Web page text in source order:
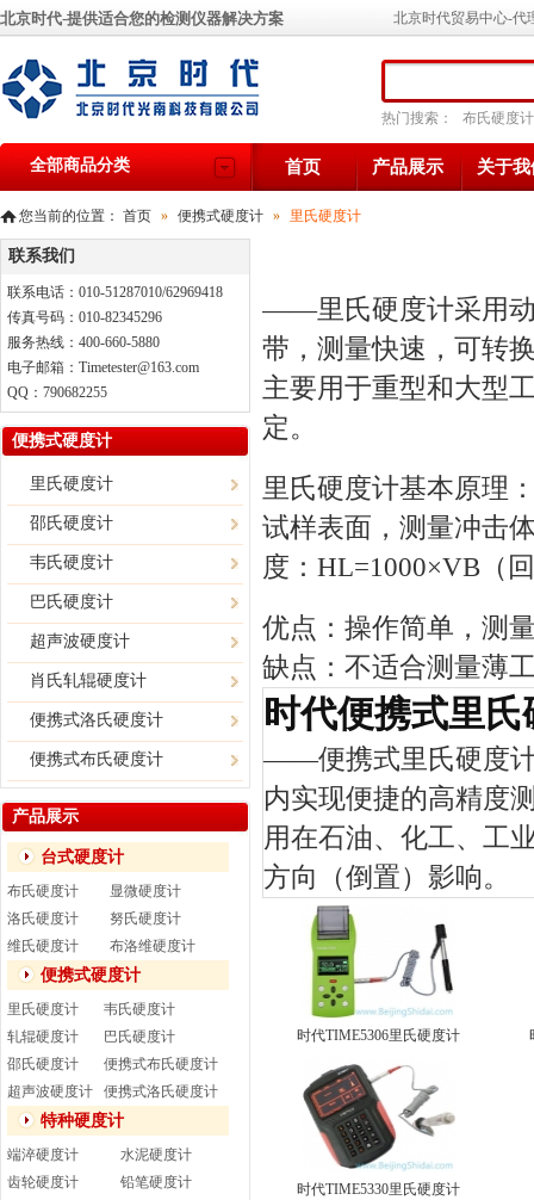
全部商品分类
北京时代-提供适合您的检测仪器解决方案
热门搜索： 布氏硬度计
首页 产品展示 关于我
北京时代贸易中心-代
您当前的位置： 首页 » 便携式硬度计 » 里氏硬度计
——里氏硬度计采用动
带，测量快速，可转
主要用于重型和大型
定。
里氏硬度计基本原理
试样表面，测量冲击
度：HL=1000×VB（
优点：操作简单，测
缺点：不适合测量薄
时代便携式里氏
——便携式里氏硬度
内实现便捷的高精度
用在石油、化工、工
方向（倒置）影响。
时代TIME5306里氏硬度计
时代TIME5330里氏硬度计
联系我们
联系电话：010-51287010/62969418
传真号码：010-82345296
服务热线：400-660-5880
电子邮箱：Timetester@163.com
QQ：790682255
便携式硬度计
里氏硬度计
邵氏硬度计
韦氏硬度计
巴氏硬度计
超声波硬度计
肖氏轧辊硬度计
便携式洛氏硬度计
便携式布氏硬度计
产品展示
台式硬度计
布氏硬度计
显微硬度计
洛氏硬度计
努氏硬度计
维氏硬度计
布洛维硬度计
便携式硬度计
里氏硬度计
韦氏硬度计
轧辊硬度计
巴氏硬度计
邵氏硬度计
便携式布氏硬度计
超声波硬度计
便携式洛氏硬度计
特种硬度计
端淬硬度计
水泥硬度计
齿轮硬度计
铅笔硬度计